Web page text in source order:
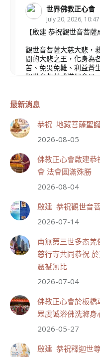
世界佛教正心會
July 20, 2026,
【啟建 恭祝觀世音菩
觀世音菩薩大慈大悲，
間的大悲之王，化身為
苦、免災免難、利益蒼
觀世音菩薩成道紀念日
111 33 則留言
分享
世界佛教正心會
July 19, 2026, 1:40
觀看更多
55 28 則留言
最新消息
恭祝 地藏菩薩聖
2026-08-05
佛教正心會啟建恭
會 法會圓滿殊勝
2026-08-04
啟建 恭祝觀世音
2026-07-14
南無第三世多杰
慈行寺共同恭祝
震撼無比
2026-07-04
佛教正心會於板橋
眾虔誠浴佛洗滌身
2026-05-27
啟建 恭祝釋迦世